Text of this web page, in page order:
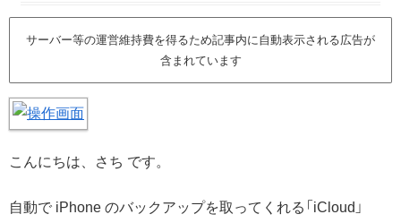
サーバー等の運営維持費を得るため記事内に自動表示される広告が
含まれています
こんにちは、さち です。
自動で iPhone のバックアップを取ってくれる「iCloud」